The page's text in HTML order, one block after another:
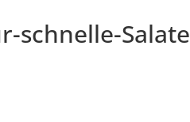
schnelle-Salate